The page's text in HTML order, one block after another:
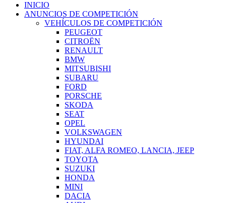
INICIO
ANUNCIOS DE COMPETICIÓN
VEHÍCULOS DE COMPETICIÓN
PEUGEOT
CITROËN
RENAULT
BMW
MITSUBISHI
SUBARU
FORD
PORSCHE
SKODA
SEAT
OPEL
VOLKSWAGEN
HYUNDAI
FIAT, ALFA ROMEO, LANCIA, JEEP
TOYOTA
SUZUKI
HONDA
MINI
DACIA